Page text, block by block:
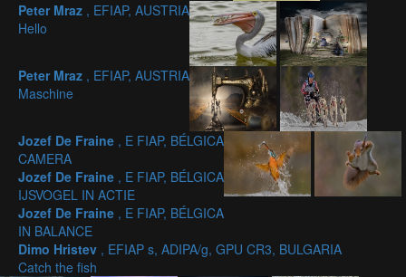
Peter Mraz , EFIAP, AUSTRIA
Hello
Peter Mraz , EFIAP, AUSTRIA
Maschine
Jozef De Fraine , E FIAP, BÉLGICA
CAMERA
Jozef De Fraine , E FIAP, BÉLGICA
IJSVOGEL IN ACTIE
Jozef De Fraine , E FIAP, BÉLGICA
IN BALANCE
Dimo Hristev , EFIAP s, ADIPA/g, GPU CR3, BULGARIA
Catch the fish